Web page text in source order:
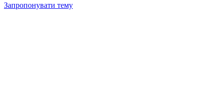
Запропонувати тему